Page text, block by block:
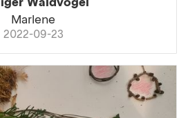
Waldvogel
Marlene
2022-09-23